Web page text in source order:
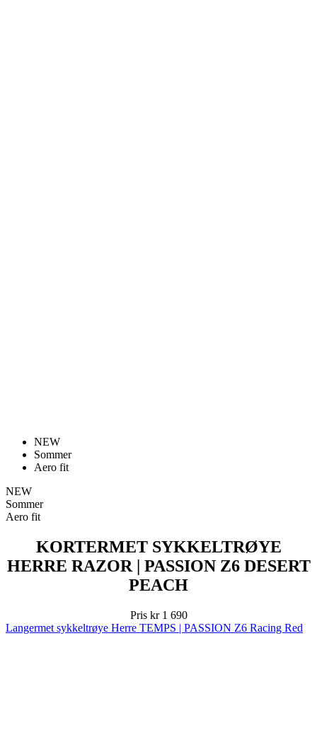
NEW
Sommer
Aero fit
NEW
Sommer
Aero fit
KORTERMET SYKKELTRØYE
HERRE RAZOR | PASSION Z6 DESERT
PEACH
Priskr 1 690
Langermet sykkeltrøye Herre TEMPS | PASSION Z6 Racing Red